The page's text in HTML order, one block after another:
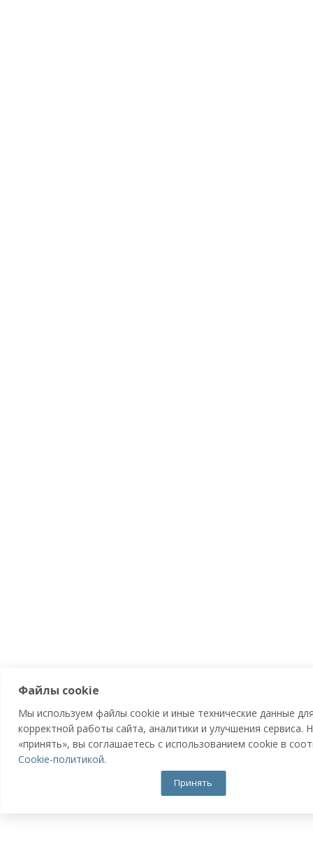
Файлы cookie
Мы используем файлы cookie и иные технические данные
корректной работы сайта, аналитики и улучшения сервиса.
«принять», вы соглашаетесь с использованием cookie в
Cookie-политикой.
Принять